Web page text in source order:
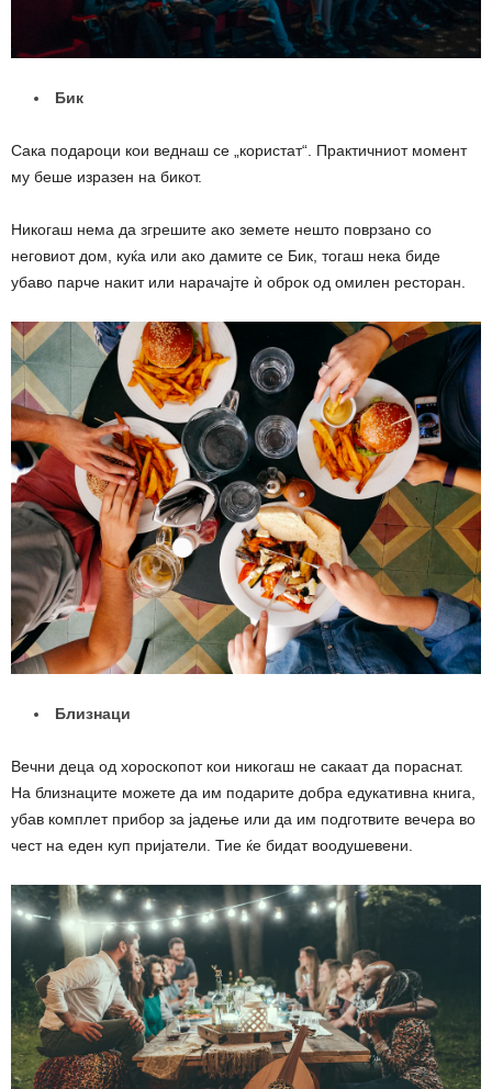
Бик
Сака подароци кои веднаш се „користат“. Практичниот момент
му беше изразен на бикот.
Никогаш нема да згрешите ако земете нешто поврзано со
неговиот дом, куќа или ако дамите се Бик, тогаш нека биде
убаво парче накит или нарачајте ѝ оброк од омилен ресторан.
Близнаци
Вечни деца од хороскопот кои никогаш не сакаат да пораснат.
На близнаците можете да им подарите добра едукативна книга,
убав комплет прибор за јадење или да им подготвите вечера во
чест на еден куп пријатели. Тие ќе бидат воодушевени.